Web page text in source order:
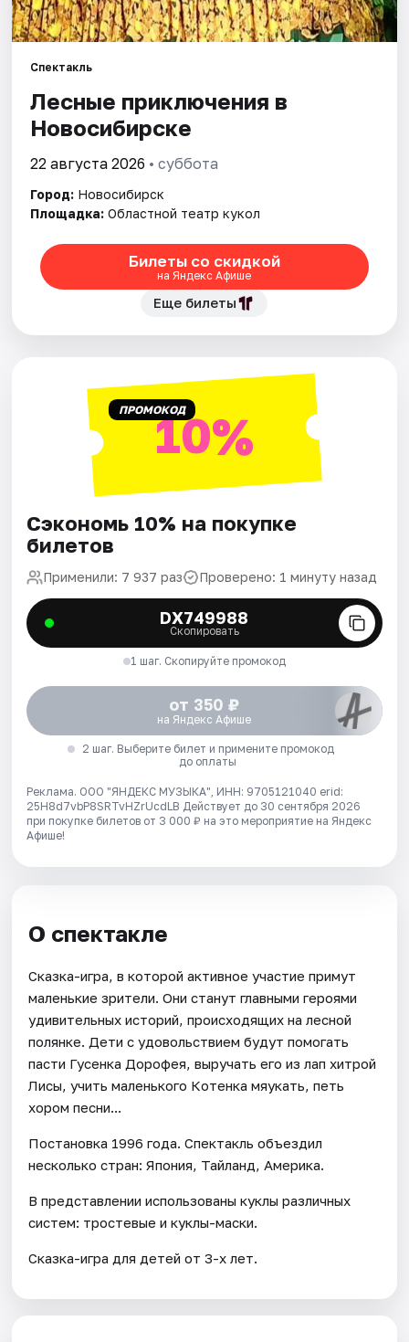
Города
Артисты
Рейтинги
Спектакль
Лесные приключения в
Новосибирске
22 августа 2026 • суббота
Город: Новосибирск
Площадка: Областной театр кукол
Билеты со скидкой
на Яндекс Афише
Еще билеты
ПРОМОКОД10%
Сэкономь 10% на покупке
билетов
Применили: 7 937 раз Проверено: 1 минуту назад
DX749988
Скопировать
1 шаг. Скопируйте промокод
от 350 ₽
на Яндекс Афише
2 шаг. Выберите билет и примените промокод
до оплаты
Реклама. ООО "ЯНДЕКС МУЗЫКА", ИНН: 9705121040 erid:
25H8d7vbP8SRTvHZrUcdLB Действует до 30 сентября 2026
при покупке билетов от 3 000 ₽ на это мероприятие на Яндекс
Афише!
О спектакле
Сказка-игра, в которой активное участие примут
маленькие зрители. Они станут главными героями
удивительных историй, происходящих на лесной
полянке. Дети с удовольствием будут помогать
пасти Гусенка Дорофея, выручать его из лап хитрой
Лисы, учить маленького Котенка мяукать, петь
хором песни...
Постановка 1996 года. Спектакль объездил
несколько стран: Япония, Тайланд, Америка.
В представлении использованы куклы различных
систем: тростевые и куклы-маски.
Сказка-игра для детей от 3-х лет.